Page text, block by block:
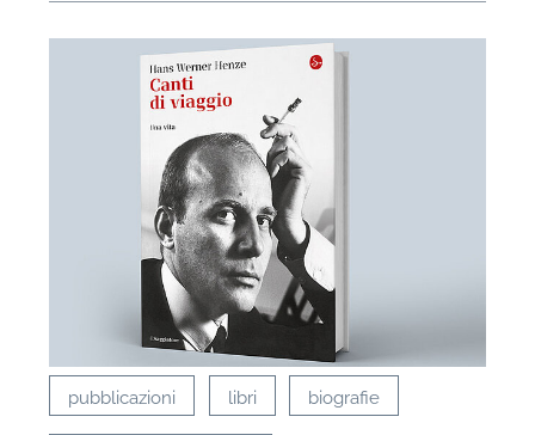
pubblicazioni libri biografie